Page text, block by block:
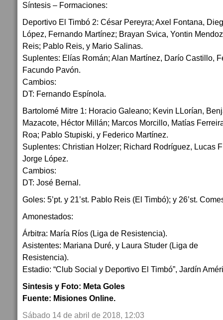
Síntesis – Formaciones:
Deportivo El Timbó 2: César Pereyra; Axel Fontana,
López, Fernando Martínez; Brayan Svica, Yontin
Reis; Pablo Reis, y Mario Salinas.
Suplentes: Elías Román; Alan Martínez, Darío Castillo,
Facundo Pavón.
Cambios:
DT: Fernando Espínola.
Bartolomé Mitre 1: Horacio Galeano; Kevin LLorían,
Mazacote, Héctor Millán; Marcos Morcillo, Matías
Roa; Pablo Stupiski, y Federico Martínez.
Suplentes: Christian Holzer; Richard Rodríguez, Lucas
Jorge López.
Cambios:
DT: José Bernal.
Goles: 5’pt. y 21’st. Pablo Reis (El Timbó); y 26’st.
Amonestados:
Árbitra: María Ríos (Liga de Resistencia).
Asistentes: Mariana Duré, y Laura Studer (Liga de
Resistencia).
Estadio: “Club Social y Deportivo El Timbó”, Jardín
Sintesis y Foto: Meta Goles
Fuente: Misiones Online.
Sábado 14 de abril de 2018, 12:03